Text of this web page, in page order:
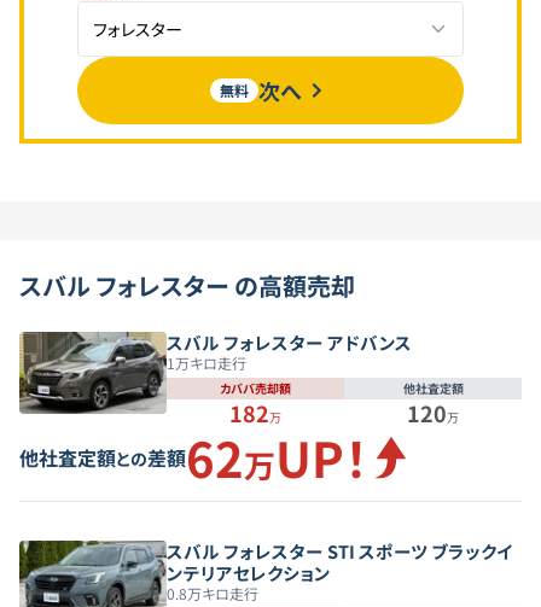
フォレスター
無料 次へ
スバル フォレスター の高額売却
スバル フォレスター アドバンス
1万キロ走行
カババ売却額
182万
他社査定額
120万
他社査定額との差額62万UP！
スバル フォレスター STI スポーツ ブラックイ
ンテリアセレクション
0.8万キロ走行